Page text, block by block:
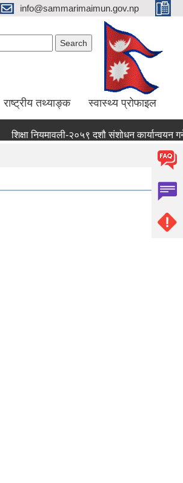
info@sammarimaimun.gov.np
राष्ट्रीय तथ्याङ्क स्वास्थ्य प्रोफाइल
शिक्षा नियमावली-२०५९ दशौ संशोधन कार्यान्वयन गर्ने